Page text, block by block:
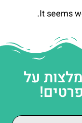
It seems
על